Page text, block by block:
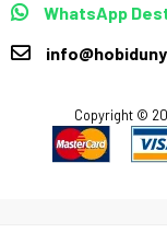
WhatsApp
Copyright ©